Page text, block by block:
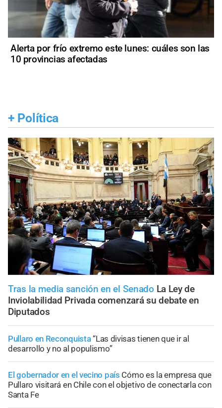
Alerta por frío extremo este lunes: cuáles son las
10 provincias afectadas
+ Política
Tras la media sanción en el Senado La Ley de
Inviolabilidad Privada comenzará su debate en
Diputados
Pullaro en Reconquista“Las divisas tienen que ir al
desarrollo y no al populismo”
El gobernador en el vecino país Cómo es la empresa que
Pullaro visitará en Chile con el objetivo de conectarla con
Santa Fe